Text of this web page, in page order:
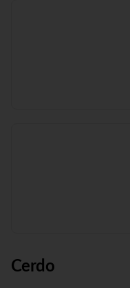
Cerdo